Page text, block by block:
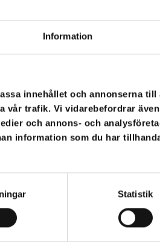
Information
innehållet och annonserna
vår trafik. Vi vidarebefordrar
och annons- och
information som du har
Statistik
Vi har sedan 1987 hjälpt
behöver truckservice,